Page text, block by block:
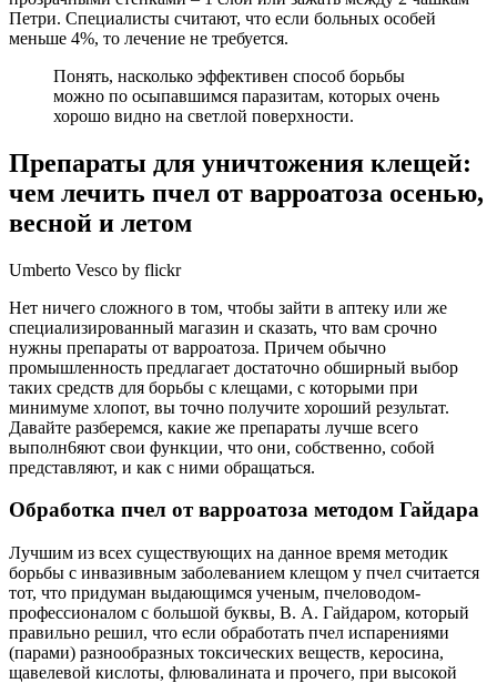
Петри. Специалисты считают, что если больных особей
меньше 4%, то лечение не требуется.
Понять, насколько эффективен способ борьбы
можно по осыпавшимся паразитам, которых очень
хорошо видно на светлой поверхности.
Препараты для уничтожения клещей:
чем лечить пчел от варроатоза осенью,
весной и летом
Umberto Vesco by flickr
Нет ничего сложного в том, чтобы зайти в аптеку или же
специализированный магазин и сказать, что вам срочно
нужны препараты от варроатоза. Причем обычно
промышленность предлагает достаточно обширный выбор
таких средств для борьбы с клещами, с которыми при
минимуме хлопот, вы точно получите хороший результат.
Давайте разберемся, какие же препараты лучше всего
выполн6яют свои функции, что они, собственно, собой
представляют, и как с ними обращаться.
Обработка пчел от варроатоза методом Гайдара
Лучшим из всех существующих на данное время методик
борьбы с инвазивным заболеванием клещом у пчел считается
тот, что придуман выдающимся ученым, пчеловодом-
профессионалом с большой буквы, В. А. Гайдаром, который
правильно решил, что если обработать пчел испарениями
(парами) разнообразных токсических веществ, керосина,
щавелевой кислоты, флювалината и прочего, при высокой